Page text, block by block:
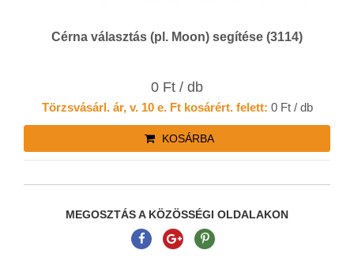
Cérna választás (pl. Moon) segítése (3114)
0 Ft / db
Törzsvásárl. ár, v. 10 e. Ft kosárért. felett: 0 Ft / db
KOSÁRBA
MEGOSZTÁS A KÖZÖSSÉGI OLDALAKON